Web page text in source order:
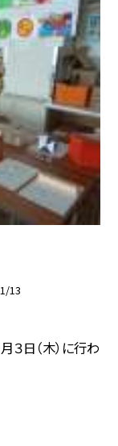
13
３日（木）に行わ